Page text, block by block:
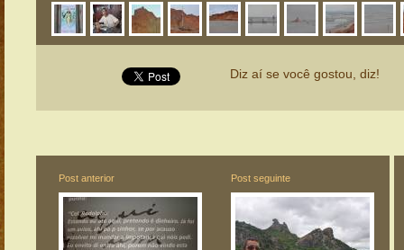
Diz aí se você gostou, diz!
Post anterior Post seguinte